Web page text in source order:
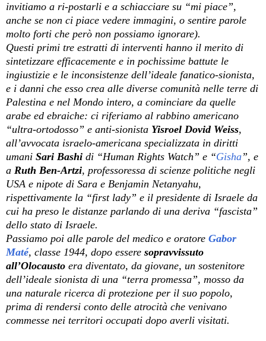
invitiamo a ri-postarli e a schiacciare su “mi piace”,
anche se non ci piace vedere immagini, o sentire parole
molto forti che però non possiamo ignorare).
Questi primi tre estratti di interventi hanno il merito di
sintetizzare efficacemente e in pochissime battute le
ingiustizie e le inconsistenze dell’ideale fanatico-sionista,
e i danni che esso crea alle diverse comunità nelle terre di
Palestina e nel Mondo intero, a cominciare da quelle
arabe ed ebraiche: ci riferiamo al rabbino americano
“ultra-ortodosso” e anti-sionista Yisroel Dovid Weiss,
all’avvocata israelo-americana specializzata in diritti
umani Sari Bashi di “Human Rights Watch” e “Gisha”, e
a Ruth Ben-Artzi, professoressa di scienze politiche negli
USA e nipote di Sara e Benjamin Netanyahu,
rispettivamente la “first lady” e il presidente di Israele da
cui ha preso le distanze parlando di una deriva “fascista”
dello stato di Israele.
Passiamo poi alle parole del medico e oratore Gabor
Maté, classe 1944, dopo essere sopravvissuto
all’Olocausto era diventato, da giovane, un sostenitore
dell’ideale sionista di una “terra promessa”, mosso da
una naturale ricerca di protezione per il suo popolo,
prima di rendersi conto delle atrocità che venivano
commesse nei territori occupati dopo averli visitati.